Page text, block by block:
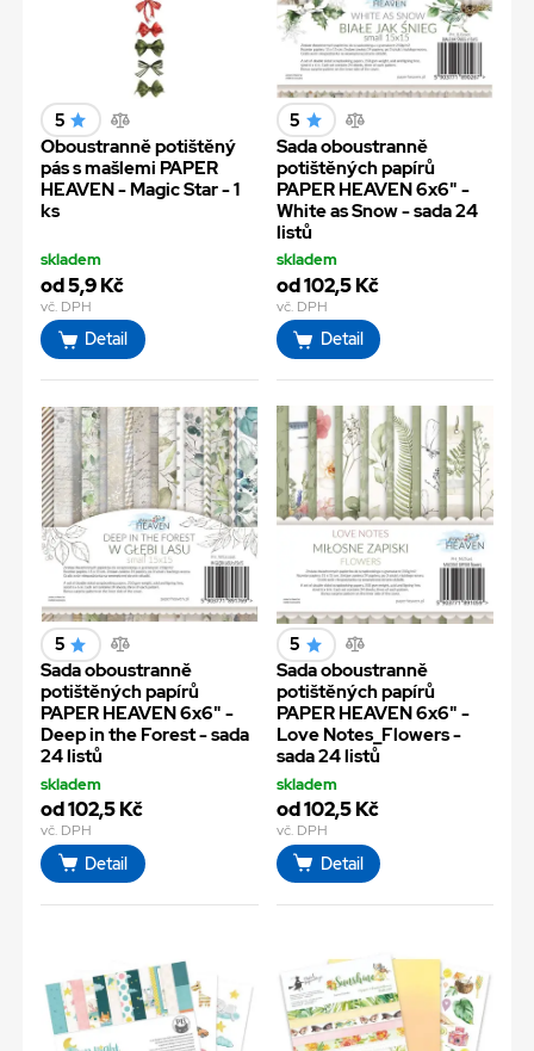
5
Oboustranně potištěný
pás s mašlemi PAPER
HEAVEN - Magic Star - 1
ks
skladem
od 5,9 Kč
vč. DPH
Detail
5
Sada oboustranně
potištěných papírů
PAPER HEAVEN 6x6" -
White as Snow - sada 24
listů
skladem
od 102,5 Kč
vč. DPH
Detail
5
Sada oboustranně
potištěných papírů
PAPER HEAVEN 6x6" -
Deep in the Forest - sada
24 listů
skladem
od 102,5 Kč
vč. DPH
Detail
5
Sada oboustranně
potištěných papírů
PAPER HEAVEN 6x6" -
Love Notes_Flowers -
sada 24 listů
skladem
od 102,5 Kč
vč. DPH
Detail